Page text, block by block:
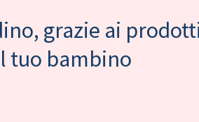
grazie ai
tuo bambino